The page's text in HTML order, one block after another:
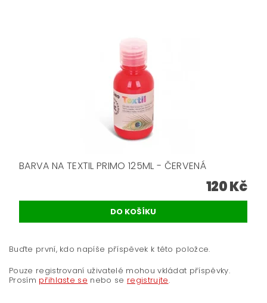
BARVA NA TEXTIL PRIMO 125ML - ČERVENÁ
120 Kč
Buďte první, kdo napíše příspěvek k této položce.
Pouze registrovaní uživatelé mohou vkládat příspěvky.
Prosím přihlaste se nebo se registrujte.